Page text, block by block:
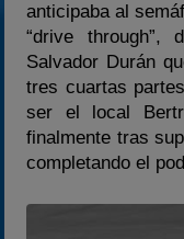
anticipaba al
“drive through”,
Salvador Durán
tres cuartas
ser el local
finalmente tras
completando el